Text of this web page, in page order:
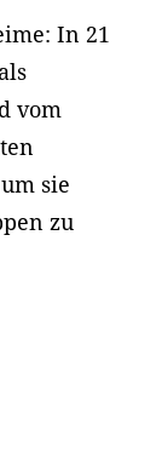
In 21
vom
sie
zu